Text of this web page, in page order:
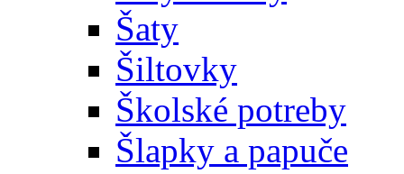
Šaty
Šiltovky
Školské potreby
Šlapky a papuče